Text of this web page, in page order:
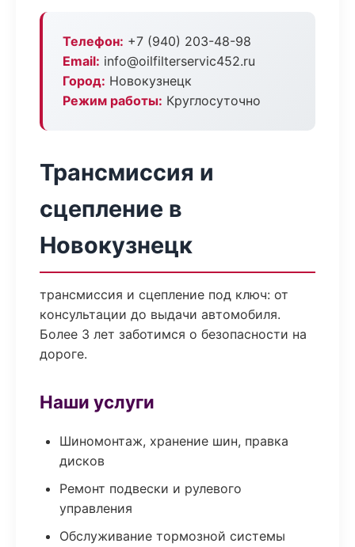
Телефон: +7 (940) 203-48-98
Email: info@oilfilterservic452.ru
Город: Новокузнецк
Режим работы: Круглосуточно
Трансмиссия и
сцепление в
Новокузнецк
трансмиссия и сцепление под ключ: от
консультации до выдачи автомобиля.
Более 3 лет заботимся о безопасности на
дороге.
Наши услуги
Шиномонтаж, хранение шин, правка
дисков
Ремонт подвески и рулевого
управления
Обслуживание тормозной системы